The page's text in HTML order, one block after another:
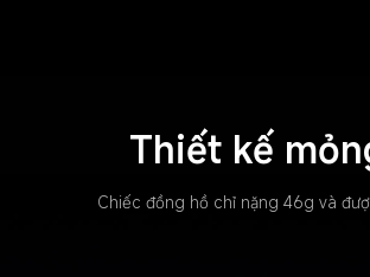
Thiết kế
Chiếc đồng hồ chỉ nặng 46g và